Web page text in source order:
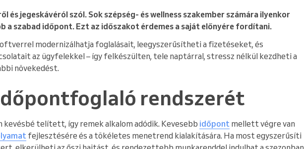
és jegeskávéról szól. Sok szépség- és wellness szakember számára ilyenkor
a szabad időpont. Ezt az időszakot érdemes a saját előnyére fordítani.
modernizálhatja foglalásait, leegyszerűsítheti a fizetéseket, és
az ügyfelekkel – így felkészülten, tele naptárral, stressz nélkül kezdheti a
növekedést.
rendszerét
kevésbé telített, így remek alkalom adódik. Kevesebb időpont mellett végre van
fejlesztésére és a tökéletes menetrend kialakítására. Ha most egyszerűsíti